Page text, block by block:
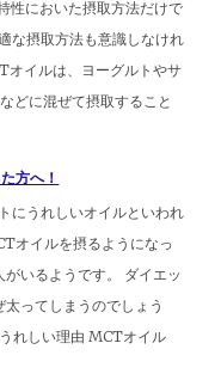
性においた摂取方法だけで
な摂取方法も意識しなけれ
オイルは、ヨーグルトやサ
どに混ぜて摂取すること
方へ！
にうれしいオイルといわれ
オイルを摂るようになっ
いるようです。 ダイエッ
ってしまうのでしょう
れしい理由 MCTオイル